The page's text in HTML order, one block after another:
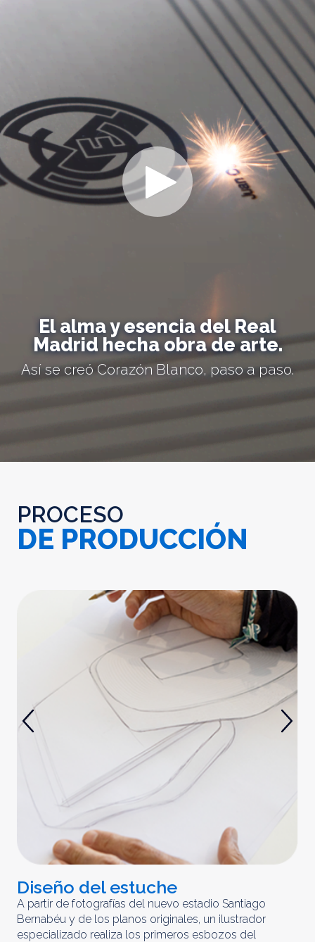
El alma y esencia del Real
Madrid hecha obra de arte.
Así se creó Corazón Blanco, paso a paso.
PROCESO
DE PRODUCCIÓN
Diseño del estuche
A partir de fotografías del nuevo estadio Santiago
Bernabéu y de los planos originales, un ilustrador
especializado realiza los primeros esbozos del